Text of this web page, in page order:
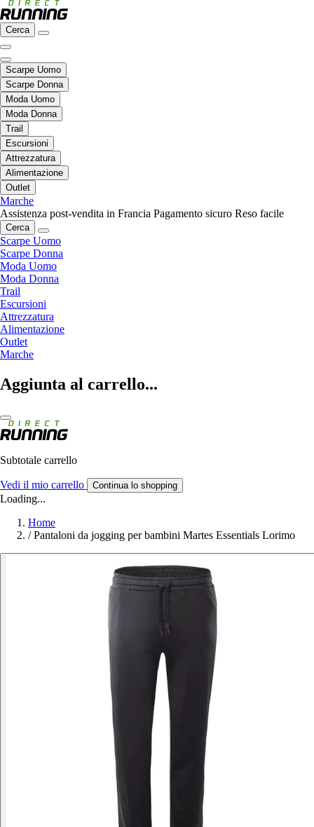
Cerca
Scarpe Uomo
Scarpe Donna
Moda Uomo
Moda Donna
Trail
Escursioni
Attrezzatura
Alimentazione
Outlet
Marche
Assistenza post-vendita in Francia Pagamento sicuro Reso facile
Cerca
Scarpe Uomo
Scarpe Donna
Moda Uomo
Moda Donna
Trail
Escursioni
Attrezzatura
Alimentazione
Outlet
Marche
Aggiunta al carrello...
Subtotale carrello
Vedi il mio carrello Continua lo shopping
Loading...
Home
/ Pantaloni da jogging per bambini Martes Essentials Lorimo